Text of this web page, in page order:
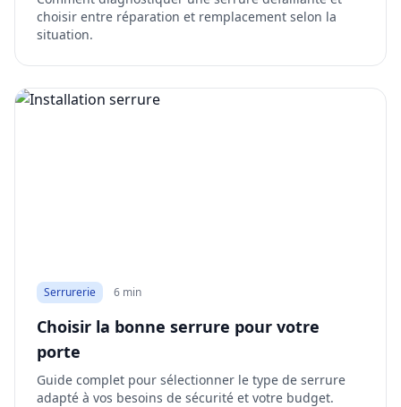
choisir entre réparation et remplacement selon la
situation.
Serrurerie 6 min
Choisir la bonne serrure pour votre
porte
Guide complet pour sélectionner le type de serrure
adapté à vos besoins de sécurité et votre budget.